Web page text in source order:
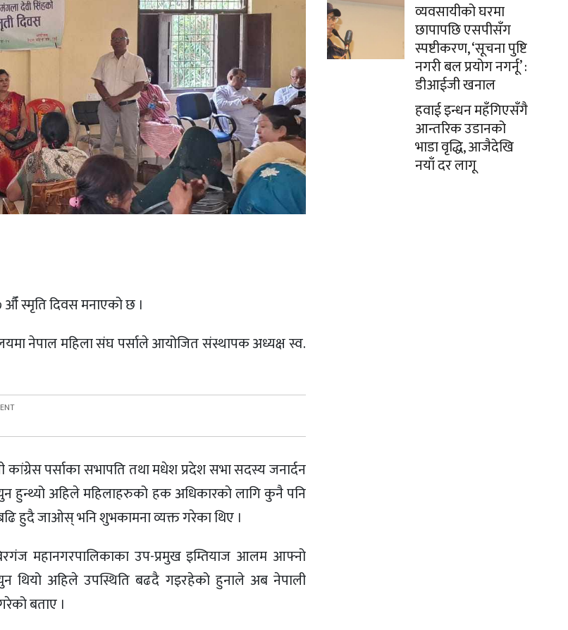
स्मृति दिवस मनाएको छ ।
नेपाल महिला संघ पर्साले आयोजित संस्थापक अध्यक्ष स्व.
पर्साका सभापति तथा मधेश‌ प्रदेश सभा सदस्य जनार्दन
हुन्थ्यो अहिले महिलाहरुको हक अधिकारकाे लागि कुनै पनि
हुदै जाओस् भनि शुभकामना व्यक्त गरेका थिए ।
महानगरपालिकाका उप-प्रमुख इम्तियाज आलम आफ्नो
थियो अहिले उपस्थिति बढदै गइरहेको हुनाले अब नेपाली
बताए‌ ।
व्यवसायीको घरमा
छापापछि एसपीसँग
स्पष्टीकरण, ‘सूचना पुष्टि
नगरी बल प्रयोग नगर्नू’ :
डीआईजी खनाल
हवाई इन्धन महँगिएसँगै
आन्तरिक उडानको
भाडा वृद्धि, आजैदेखि
नयाँ दर लागू